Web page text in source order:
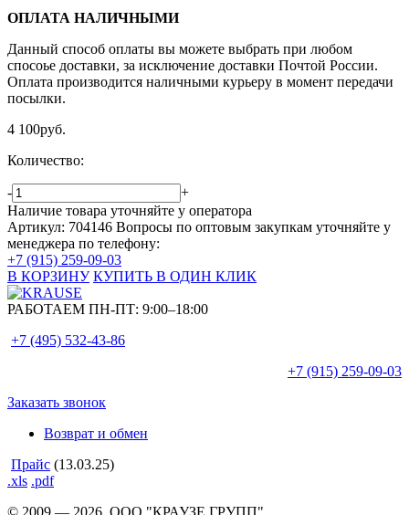
ОПЛАТА НАЛИЧНЫМИ
Данный способ оплаты вы можете выбрать при любом
спосоье доставки, за исключение доставки Почтой России.
Оплата производится наличными курьеру в момент передачи
посылки.
4 100руб.
Количество:
-
+
Наличие товара уточняйте у оператора
Артикул: 704146 Вопросы по оптовым закупкам уточняйте у
менеджера по телефону:
+7 (915) 259-09-03
В КОРЗИНУ КУПИТЬ В ОДИН КЛИК
РАБОТАЕМ ПН-ПТ: 9:00–18:00
+7 (495) 532-43-86
+7 (915) 259-09-03
Заказать звонок
Возврат и обмен
Прайс (13.03.25)
.xls .pdf